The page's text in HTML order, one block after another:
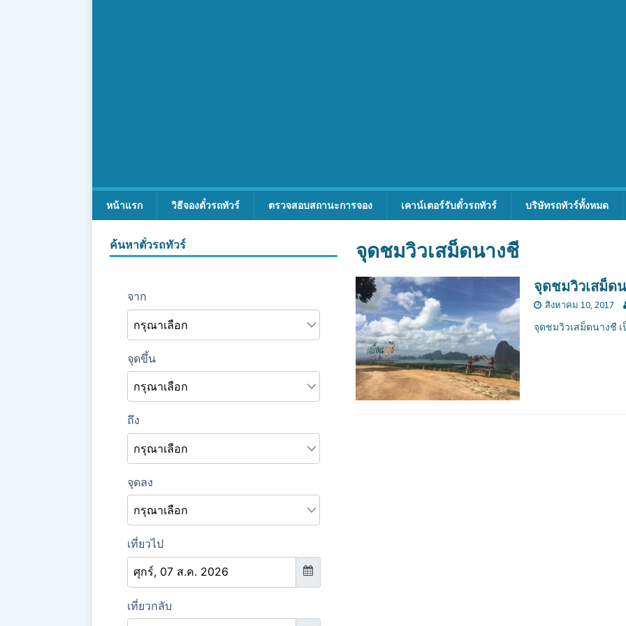
หน้าแรก วิธีจองตั๋วรถทัวร์ ตรวจสอบสถานะการจอง เคาน์เตอร์รับตั๋วรถทัวร์ บริษัทรถทัวร์ทั้งหมด
จุดชมวิวเสม็ดนางชี
จุดชมวิวเสม็ด
สิงหาคม 10, 2017
จุดชมวิวเสม็ดนางชี
ค้นหาตั๋วรถทัวร์